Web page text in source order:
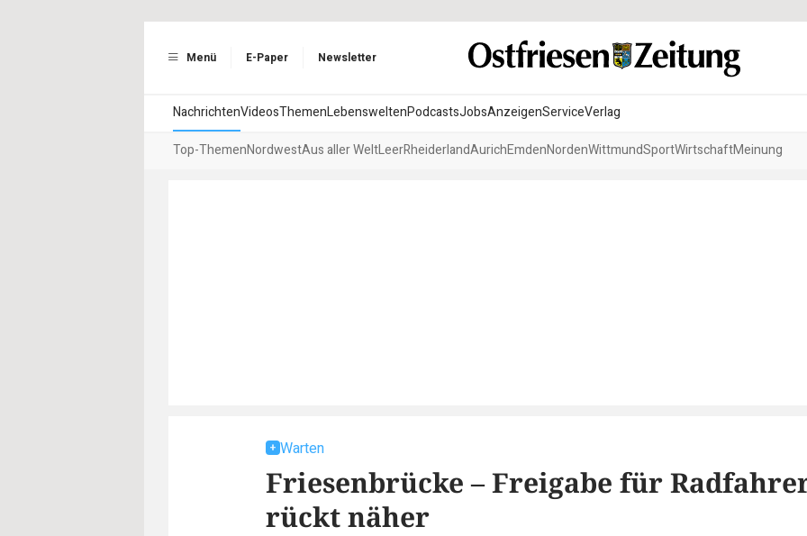
Menü E-Paper Newsletter
NachrichtenVideosThemenLebensweltenPodcastsJobsAnzeigenServiceVerlag
Top-ThemenNordwestAus aller WeltLeerRheiderlandAurichEmdenNordenWittmundSportWirtschaftMeinung
Warten
Friesenbrücke – Freigabe für
rückt näher